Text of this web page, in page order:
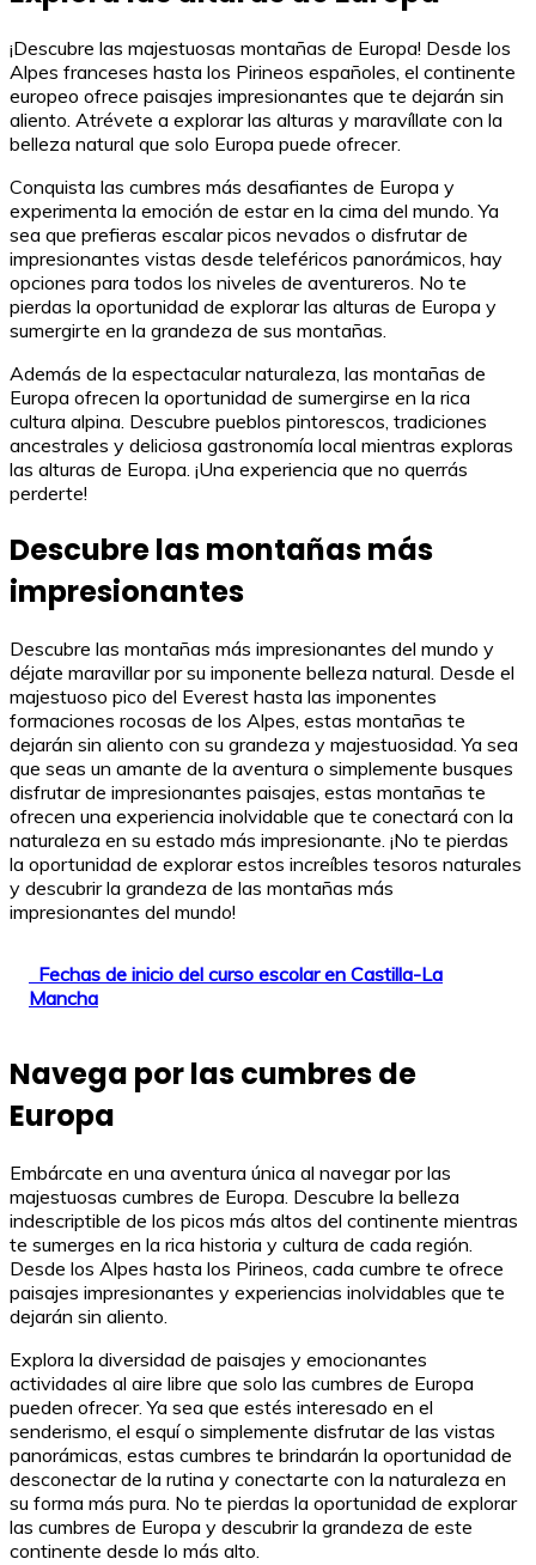
¡Descubre las majestuosas montañas de Europa! Desde los
Alpes franceses hasta los Pirineos españoles, el continente
europeo ofrece paisajes impresionantes que te dejarán sin
aliento. Atrévete a explorar las alturas y maravíllate con la
belleza natural que solo Europa puede ofrecer.
Conquista las cumbres más desafiantes de Europa y
experimenta la emoción de estar en la cima del mundo. Ya
sea que prefieras escalar picos nevados o disfrutar de
impresionantes vistas desde teleféricos panorámicos, hay
opciones para todos los niveles de aventureros. No te
pierdas la oportunidad de explorar las alturas de Europa y
sumergirte en la grandeza de sus montañas.
Además de la espectacular naturaleza, las montañas de
Europa ofrecen la oportunidad de sumergirse en la rica
cultura alpina. Descubre pueblos pintorescos, tradiciones
ancestrales y deliciosa gastronomía local mientras exploras
las alturas de Europa. ¡Una experiencia que no querrás
perderte!
Descubre las montañas más
impresionantes
Descubre las montañas más impresionantes del mundo y
déjate maravillar por su imponente belleza natural. Desde el
majestuoso pico del Everest hasta las imponentes
formaciones rocosas de los Alpes, estas montañas te
dejarán sin aliento con su grandeza y majestuosidad. Ya sea
que seas un amante de la aventura o simplemente busques
disfrutar de impresionantes paisajes, estas montañas te
ofrecen una experiencia inolvidable que te conectará con la
naturaleza en su estado más impresionante. ¡No te pierdas
la oportunidad de explorar estos increíbles tesoros naturales
y descubrir la grandeza de las montañas más
impresionantes del mundo!
Fechas de inicio del curso escolar en Castilla-La
Mancha
Navega por las cumbres de
Europa
Embárcate en una aventura única al navegar por las
majestuosas cumbres de Europa. Descubre la belleza
indescriptible de los picos más altos del continente mientras
te sumerges en la rica historia y cultura de cada región.
Desde los Alpes hasta los Pirineos, cada cumbre te ofrece
paisajes impresionantes y experiencias inolvidables que te
dejarán sin aliento.
Explora la diversidad de paisajes y emocionantes
actividades al aire libre que solo las cumbres de Europa
pueden ofrecer. Ya sea que estés interesado en el
senderismo, el esquí o simplemente disfrutar de las vistas
panorámicas, estas cumbres te brindarán la oportunidad de
desconectar de la rutina y conectarte con la naturaleza en
su forma más pura. No te pierdas la oportunidad de explorar
las cumbres de Europa y descubrir la grandeza de este
continente desde lo más alto.